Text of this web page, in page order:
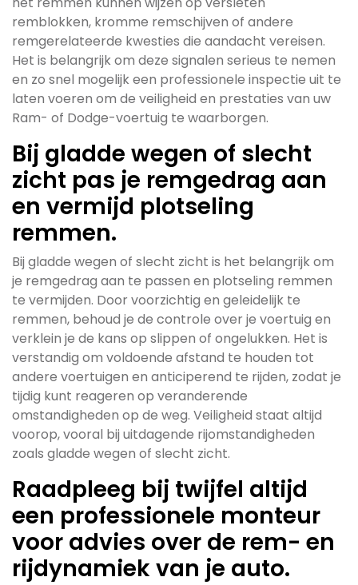
remblokken, kromme remschijven of andere
remgerelateerde kwesties die aandacht vereisen.
Het is belangrijk om deze signalen serieus te nemen
en zo snel mogelijk een professionele inspectie uit te
laten voeren om de veiligheid en prestaties van uw
Ram- of Dodge-voertuig te waarborgen.
Bij gladde wegen of slecht
zicht pas je remgedrag aan
en vermijd plotseling
remmen.
Bij gladde wegen of slecht zicht is het belangrijk om
je remgedrag aan te passen en plotseling remmen
te vermijden. Door voorzichtig en geleidelijk te
remmen, behoud je de controle over je voertuig en
verklein je de kans op slippen of ongelukken. Het is
verstandig om voldoende afstand te houden tot
andere voertuigen en anticiperend te rijden, zodat je
tijdig kunt reageren op veranderende
omstandigheden op de weg. Veiligheid staat altijd
voorop, vooral bij uitdagende rijomstandigheden
zoals gladde wegen of slecht zicht.
Raadpleeg bij twijfel altijd
een professionele monteur
voor advies over de rem- en
rijdynamiek van je auto.